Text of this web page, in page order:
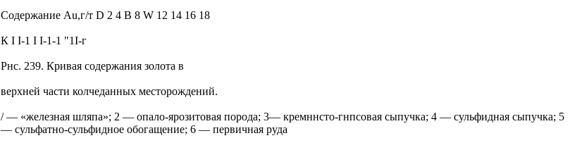
Содержание Au,г/т D 2 4 В 8 W 12 14 16 18
К I I-1 I I-1-1 "1I-г
Рнс. 239. Кривая содержания золота в
верхней части колчеданных месторождений.
/ — «железная шляпа»; 2 — опало-ярозитовая порода; 3— кремннсто-гнпсовая сыпучка; 4 — сульфидная сыпучка; 5
— сульфатно-сульфидное обогащение; 6 — первичная руда